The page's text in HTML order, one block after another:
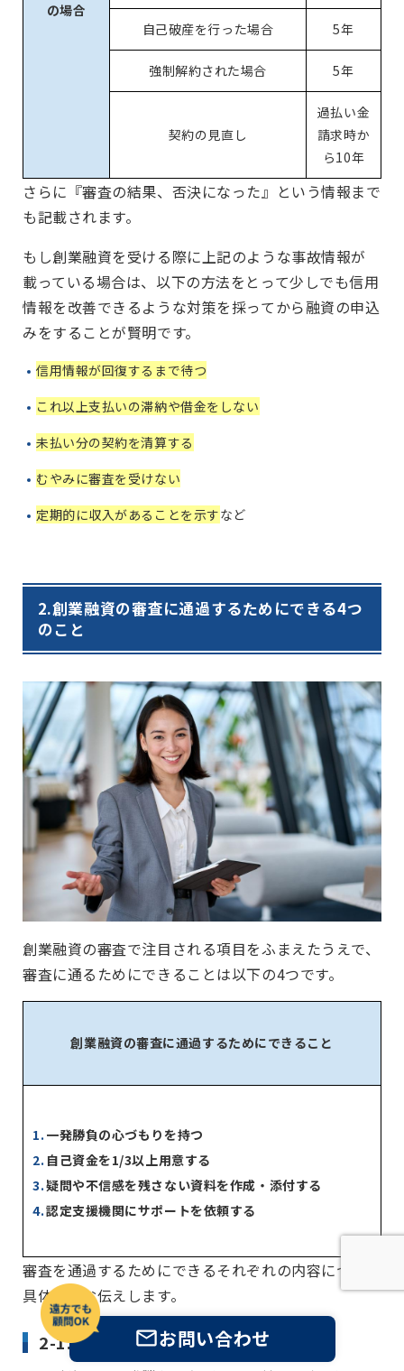
の場合
自己破産を行った場合 5年
強制解約された場合 5年
契約の見直し
過払い金
請求時か
ら10年
さらに『審査の結果、否決になった』という情報まで
も記載されます。
もし創業融資を受ける際に上記のような事故情報が
載っている場合は、以下の方法をとって少しでも信用
情報を改善できるような対策を採ってから融資の申込
みをすることが賢明です。
信用情報が回復するまで待つ
これ以上支払いの滞納や借金をしない
未払い分の契約を清算する
むやみに審査を受けない
定期的に収入があることを示すなど
2.創業融資の審査に通過するためにできる4つ
のこと
創業融資の審査で注目される項目をふまえたうえで、
審査に通るためにできることは以下の4つです。
創業融資の審査に通過するためにできること
一発勝負の心づもりを持つ
自己資金を1/3以上用意する
疑問や不信感を残さない資料を作成・添付する
認定支援機関にサポートを依頼する
審査を通過するためにできるそれぞれの内容について
具体的にお伝えします。
2-1.一発勝負の心づもりを持つ
お問い合わせ